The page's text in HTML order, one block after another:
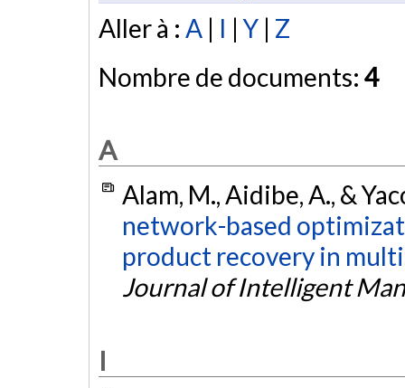
Aller à : A | I |Y | Z
Nombre de documents: 4
A
Alam, M., Aidibe, A., &
network-based
product recovery in
Journal of Intelligent
I